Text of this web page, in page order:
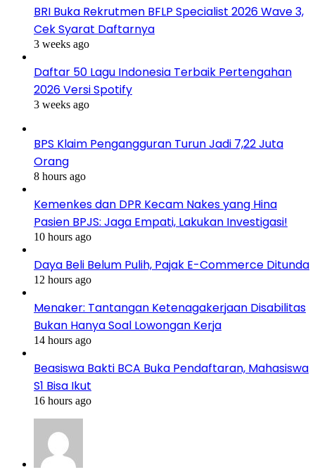
BRI Buka Rekrutmen BFLP Specialist 2026 Wave 3,
Cek Syarat Daftarnya
3 weeks ago
Daftar 50 Lagu Indonesia Terbaik Pertengahan
2026 Versi Spotify
3 weeks ago
BPS Klaim Pengangguran Turun Jadi 7,22 Juta
Orang
8 hours ago
Kemenkes dan DPR Kecam Nakes yang Hina
Pasien BPJS: Jaga Empati, Lakukan Investigasi!
10 hours ago
Daya Beli Belum Pulih, Pajak E-Commerce Ditunda
12 hours ago
Menaker: Tantangan Ketenagakerjaan Disabilitas
Bukan Hanya Soal Lowongan Kerja
14 hours ago
Beasiswa Bakti BCA Buka Pendaftaran, Mahasiswa
S1 Bisa Ikut
16 hours ago